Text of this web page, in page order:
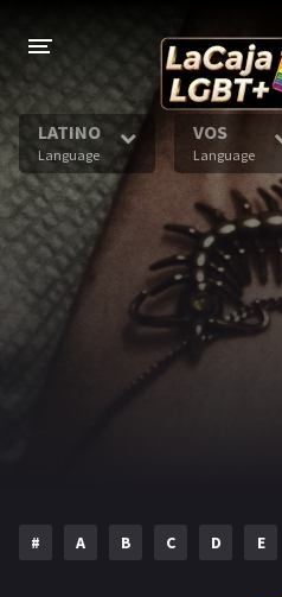
LATINO
Language
VOS
Language
# A B C D E